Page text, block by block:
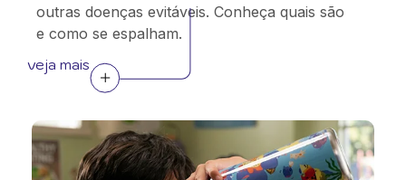
outras doenças evitáveis. Conheça quais são
e como se espalham.
veja mais